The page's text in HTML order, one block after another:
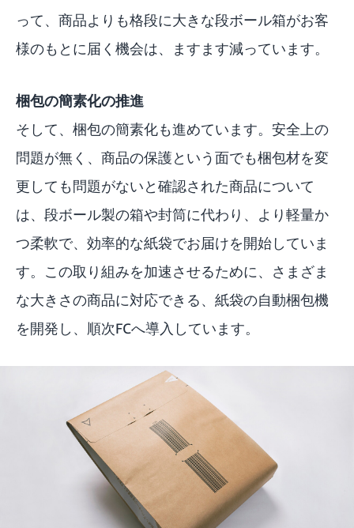
って、商品よりも格段に大きな段ボール箱がお客
様のもとに届く機会は、ますます減っています。
梱包の簡素化の推進
そして、 梱包の簡素化も進めています。安全上の
問題が無く、商品の保護という面でも梱包材を変
更しても問題がないと確認された商品について
は、段ボール製の箱や封筒に代わり、より軽量か
つ柔軟で、効率的な紙袋でお届けを開始していま
す。この取り組みを加速させるために、さまざま
な大きさの商品に対応できる、紙袋の自動梱包機
を開発し、順次FCへ導入しています。